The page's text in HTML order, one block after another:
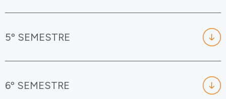
5º SEMESTRE
6º SEMESTRE